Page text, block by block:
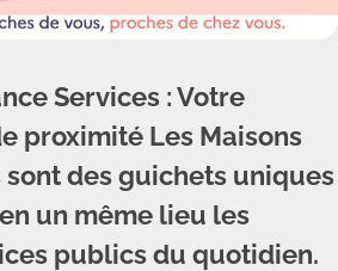
Services : Votre
proximité Les Maisons
sont des guichets uniques
un même lieu les
publics du quotidien.